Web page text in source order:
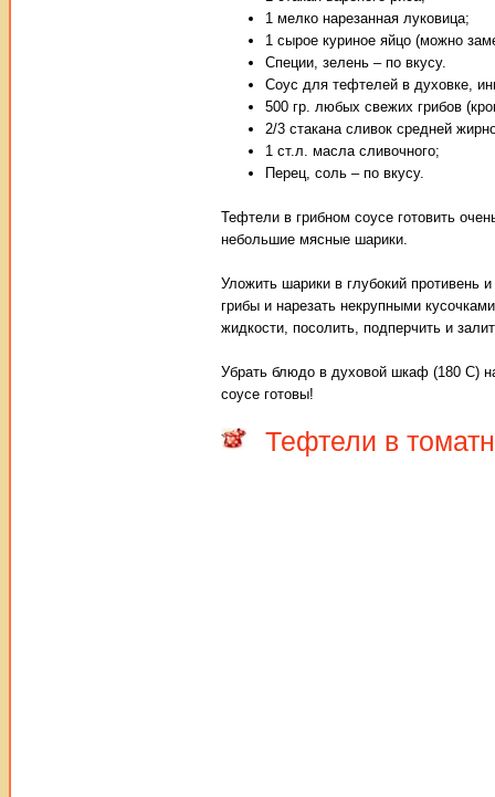
1 мелко нарезанная луковица;
1 сырое куриное яйцо (можно
Специи, зелень – по вкусу.
Соус для тефтелей в духовке,
500 гр. любых свежих грибов
2/3 стакана сливок средней
1 ст.л. масла сливочного;
Перец, соль – по вкусу.
Тефтели в грибном соусе готовить
небольшие мясные шарики.
Уложить шарики в глубокий противень
грибы и нарезать некрупными
жидкости, посолить, подперчить и
Убрать блюдо в духовой шкаф (180 С)
соусе готовы!
Тефтели в